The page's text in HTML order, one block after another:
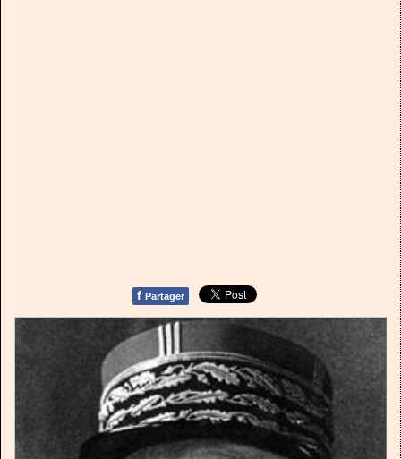
f Partager